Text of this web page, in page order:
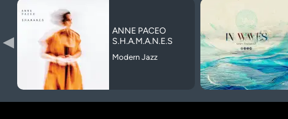
▶
ANNE PACEO
S.H.A.M.A.N.E.S
Modern Jazz